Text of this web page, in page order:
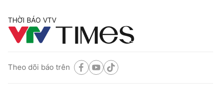
THỜI BÁO VTV
Theo dõi báo trên